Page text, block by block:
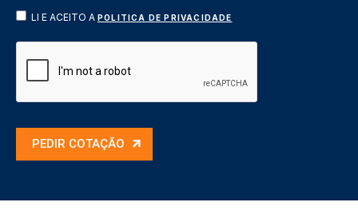
LI E ACEITO A POLITICA DE PRIVACIDADE
PEDIR COTAÇÃO